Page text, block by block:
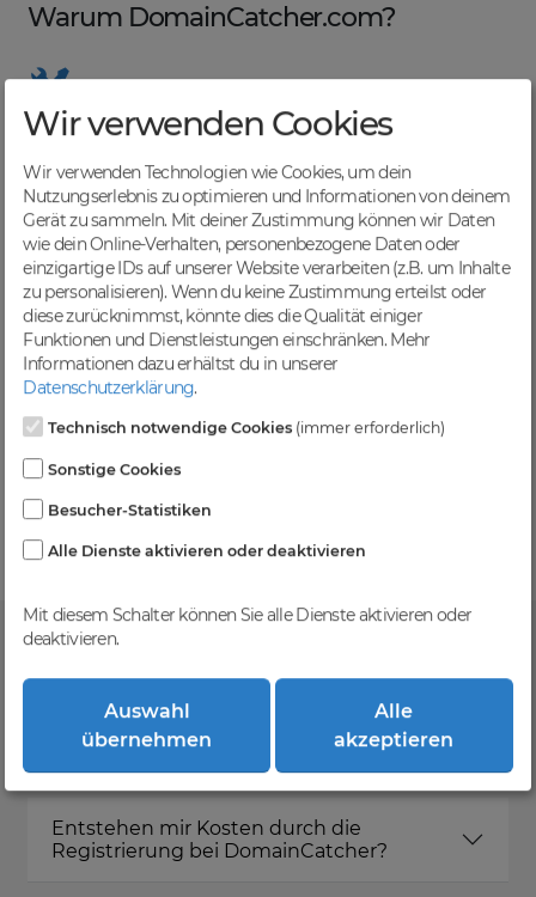
Warum DomainCatcher.com?
Nützliche Tools
Von Domainern für Domainer entwickelt, mit
übersichtlichen Listen für effizientes Management
Günstige Preise
Backorders bereits ab € 4,99. Je nach deinem Tier-
Level und zzgl. MwSt falls anwendbar
Kein Gebotsverfahren
Einfaches System - Deine Orders werden nach dem
FAQ
Was ist DomainCatcher?
Entstehen mir Kosten durch die
Registrierung bei DomainCatcher?
Wir verwenden Cookies
Wir verwenden Technologien wie Cookies, um dein
Nutzungserlebnis zu optimieren und Informationen von deinem
Gerät zu sammeln. Mit deiner Zustimmung können wir Daten
wie dein Online-Verhalten, personenbezogene Daten oder
einzigartige IDs auf unserer Website verarbeiten (z.B. um Inhalte
zu personalisieren). Wenn du keine Zustimmung erteilst oder
diese zurücknimmst, könnte dies die Qualität einiger
Funktionen und Dienstleistungen einschränken. Mehr
Informationen dazu erhältst du in unserer
Datenschutzerklärung.
Technisch notwendige Cookies (immer erforderlich)
Sonstige Cookies
Besucher-Statistiken
Alle Dienste aktivieren oder deaktivieren
Mit diesem Schalter können Sie alle Dienste aktivieren oder
deaktivieren.
Auswahl
übernehmen
Alle
akzeptieren